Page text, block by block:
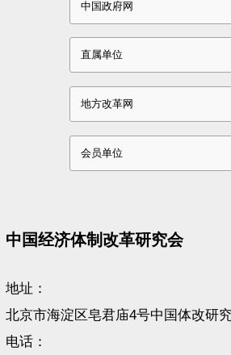
中国经济体制改革研究会
地址：
北京市海淀区皂君庙4号中国体改研
电话：